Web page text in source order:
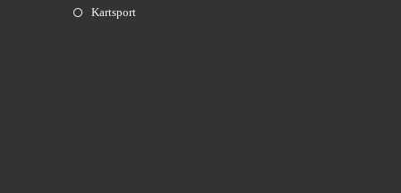
Kartsport